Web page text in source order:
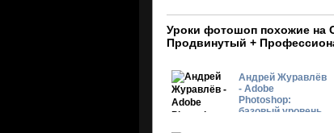
Уроки фотошоп похожие на
Продвинутый +
Андрей Журавлёв
- Adobe
Photoshop:
базовый уровень